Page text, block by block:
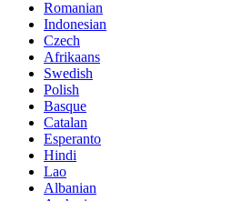
Romanian
Indonesian
Czech
Afrikaans
Swedish
Polish
Basque
Catalan
Esperanto
Hindi
Lao
Albanian